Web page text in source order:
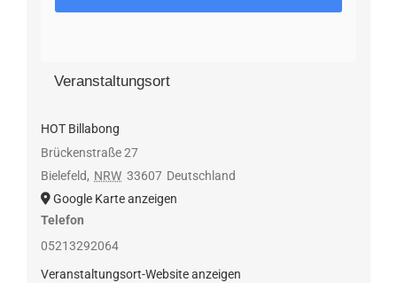
Veranstaltungsort
HOT Billabong
Brückenstraße 27
Bielefeld, NRW 33607 Deutschland
Google Karte anzeigen
Telefon
05213292064
Veranstaltungsort-Website anzeigen